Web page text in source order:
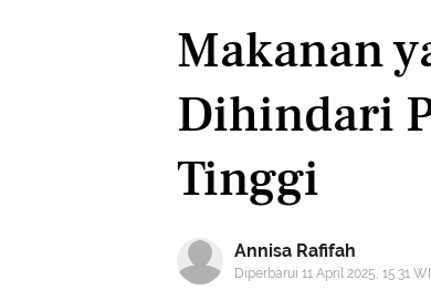
Makanan
Dihindari
Tinggi
Annisa Rafifah
Diperbarui 11 April 2025, 15:31